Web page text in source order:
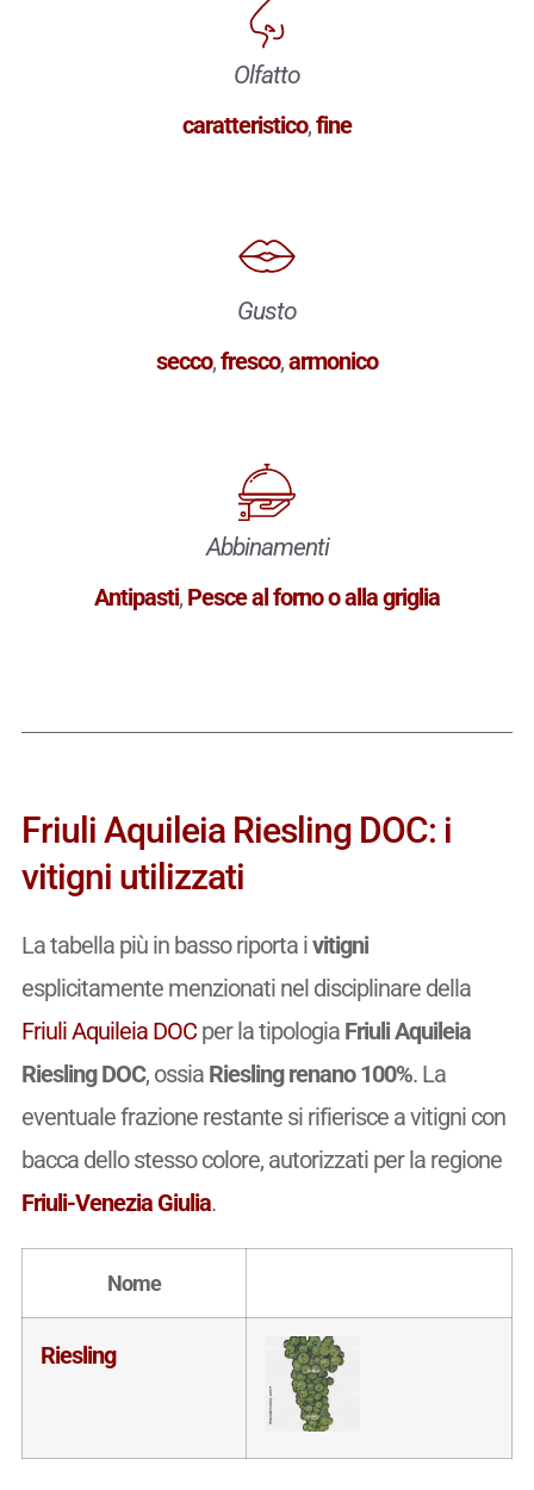
Olfatto
caratteristico,fine
Gusto
secco,fresco,armonico
Abbinamenti
Antipasti, Pesce al forno o alla griglia
Friuli Aquileia Riesling DOC: i
vitigni utilizzati
La tabella più in basso riporta ivitigni
esplicitamente menzionati nel disciplinare della
Friuli Aquileia DOCper la tipologia Friuli Aquileia
Riesling DOC, ossia Riesling renano 100%. La
eventuale frazione restante si rifierisce a vitigni con
bacca dello stesso colore, autorizzati per la regione
Friuli-Venezia Giulia.
Nome
Riesling